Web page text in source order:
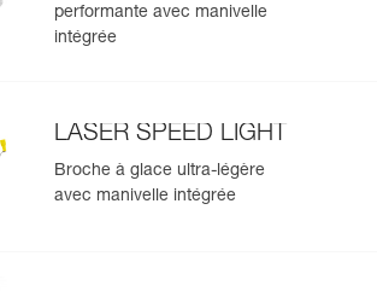
performante avec manivelle
intégrée
LASER SPEED LIGHT
Broche à glace ultra-légère
avec manivelle intégrée